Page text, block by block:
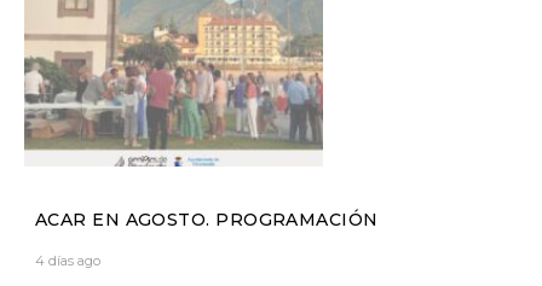
ACAR EN AGOSTO. PROGRAMACIÓN
4 días ago